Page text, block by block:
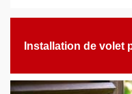
Installation de volet